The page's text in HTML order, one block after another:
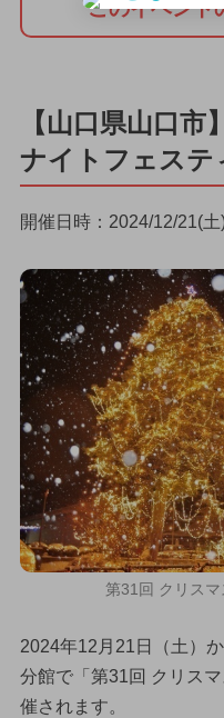
このイベント
【山口県山口
ナイトフェステ
開催日時：2024/12/21(
第31回 クリス
2024年12月21日（土）
分館で「第31回 クリス
催されます。